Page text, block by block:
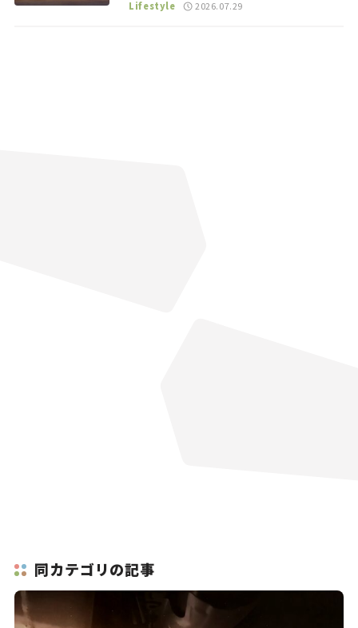
Lifestyle 2026.07.29
同カテゴリの記事